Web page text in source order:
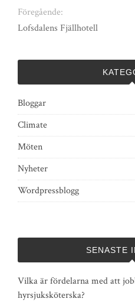
Föregående:
Lofsdalens Fjällhotell
Bloggar
Climate
Möten
Nyheter
Wordpressblogg
SENASTE
Vilka är fördelarna med att
hyrsjuksköterska?